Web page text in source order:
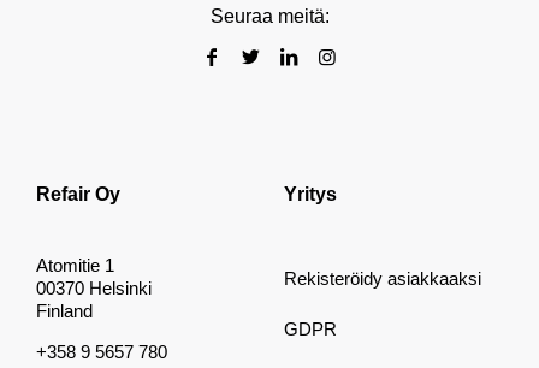
Seuraa meitä:
Refair Oy
Atomitie 1
00370 Helsinki
Finland
+358 9 5657 780
Yritys
Rekisteröidy asiakkaaksi
GDPR